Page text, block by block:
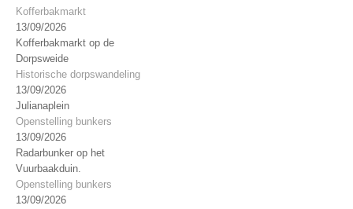
Kofferbakmarkt
13/09/2026
Kofferbakmarkt op de
Dorpsweide
Historische dorpswandeling
13/09/2026
Julianaplein
Openstelling bunkers
13/09/2026
Radarbunker op het
Vuurbaakduin.
Openstelling bunkers
13/09/2026